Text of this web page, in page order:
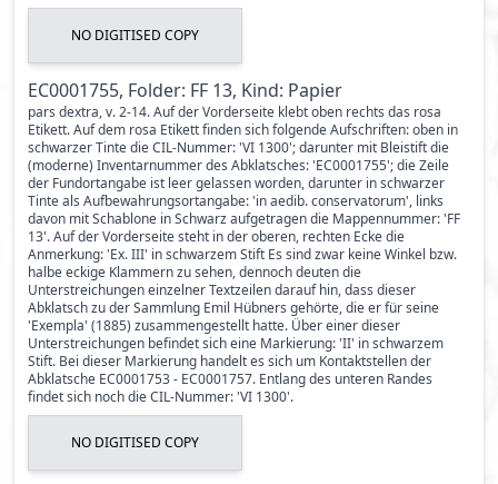
NO DIGITISED COPY
EC0001755, Folder: FF 13, Kind: Papier
pars dextra, v. 2-14. Auf der Vorderseite klebt oben rechts das rosa
Etikett. Auf dem rosa Etikett finden sich folgende Aufschriften: oben in
schwarzer Tinte die CIL-Nummer: 'VI 1300'; darunter mit Bleistift die
(moderne) Inventarnummer des Abklatsches: 'EC0001755'; die Zeile
der Fundortangabe ist leer gelassen worden, darunter in schwarzer
Tinte als Aufbewahrungsortangabe: 'in aedib. conservatorum', links
davon mit Schablone in Schwarz aufgetragen die Mappennummer: 'FF
13'. Auf der Vorderseite steht in der oberen, rechten Ecke die
Anmerkung: 'Ex. III' in schwarzem Stift Es sind zwar keine Winkel bzw.
halbe eckige Klammern zu sehen, dennoch deuten die
Unterstreichungen einzelner Textzeilen darauf hin, dass dieser
Abklatsch zu der Sammlung Emil Hübners gehörte, die er für seine
'Exempla' (1885) zusammengestellt hatte. Über einer dieser
Unterstreichungen befindet sich eine Markierung: 'II' in schwarzem
Stift. Bei dieser Markierung handelt es sich um Kontaktstellen der
Abklatsche EC0001753 - EC0001757. Entlang des unteren Randes
findet sich noch die CIL-Nummer: 'VI 1300'.
NO DIGITISED COPY